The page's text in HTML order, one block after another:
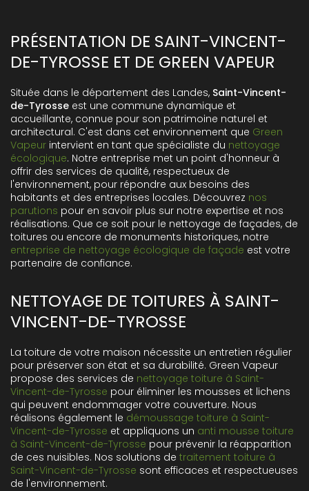
PRÉSENTATION DE SAINT-VINCENT-
DE-TYROSSE ET DE GREEN VAPEUR
Située dans le département des Landes, Saint-Vincent-
de-Tyrosse est une commune dynamique et
accueillante, connue pour son patrimoine naturel et
architectural. C'est dans cet environnement que Green
Vapeur intervient en tant que spécialiste du nettoyage
écologique. Notre entreprise met un point d'honneur à
offrir des services de qualité, respectueux de
l'environnement, pour répondre aux besoins des
habitants et des entreprises locales. Découvrez nos
parutions pour en savoir plus sur notre expertise et nos
réalisations. Que ce soit pour le nettoyage de façades, de
toitures ou encore de monuments historiques, notre
entreprise de nettoyage écologique de façade est votre
partenaire de confiance.
NETTOYAGE DE TOITURES À SAINT-
VINCENT-DE-TYROSSE
La toiture de votre maison nécessite un entretien régulier
pour préserver son état et sa durabilité. Green Vapeur
propose des services de nettoyage toiture à Saint-
Vincent-de-Tyrosse pour éliminer les mousses et lichens
qui peuvent endommager votre couverture. Nous
réalisons également le démoussage toiture à Saint-
Vincent-de-Tyrosse et appliquons un anti mousse toiture
à Saint-Vincent-de-Tyrosse pour prévenir la réapparition
de ces nuisibles. Nos solutions de traitement toiture à
Saint-Vincent-de-Tyrosse sont efficaces et respectueuses
de l'environnement.